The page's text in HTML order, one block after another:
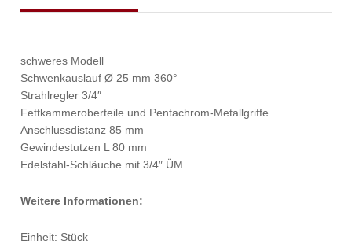
schweres Modell
Schwenkauslauf Ø 25 mm 360°
Strahlregler 3/4″
Fettkammeroberteile und Pentachrom-Metallgriffe
Anschlussdistanz 85 mm
Gewindestutzen L 80 mm
Edelstahl-Schläuche mit 3/4″ ÜM
Weitere Informationen:
Einheit: Stück